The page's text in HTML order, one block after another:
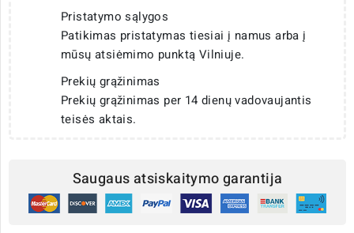
Pristatymo sąlygos
Patikimas pristatymas tiesiai į namus arba į
mūsų atsiėmimo punktą Vilniuje.
Prekių grąžinimas
Prekių grąžinimas per 14 dienų vadovaujantis
teisės aktais.
Saugaus atsiskaitymo garantija